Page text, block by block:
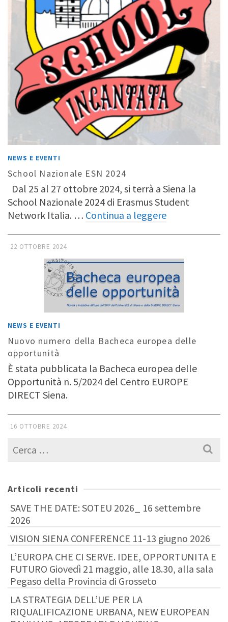
NEWS E EVENTI
School Nazionale ESN 2024
Dal 25 al 27 ottobre 2024, si terrà a Siena la
School Nazionale 2024 di Erasmus Student
Network Italia. … Continua a leggere
22 OTTOBRE 2024
NEWS E EVENTI
Nuovo numero della Bacheca europea delle
opportunità
È stata pubblicata la Bacheca europea delle
Opportunità n. 5/2024 del Centro EUROPE
DIRECT Siena.
16 OTTOBRE 2024
Cerca
per:
Articoli recenti
SAVE THE DATE: SOTEU 2026_ 16 settembre
2026
VISION SIENA CONFERENCE 11-13 giugno 2026
L’EUROPA CHE CI SERVE. IDEE, OPPORTUNITA E
FUTURO Giovedì 21 maggio, alle 18.30, alla sala
Pegaso della Provincia di Grosseto
LA STRATEGIA DELL’UE PER LA
RIQUALIFICAZIONE URBANA, NEW EUROPEAN